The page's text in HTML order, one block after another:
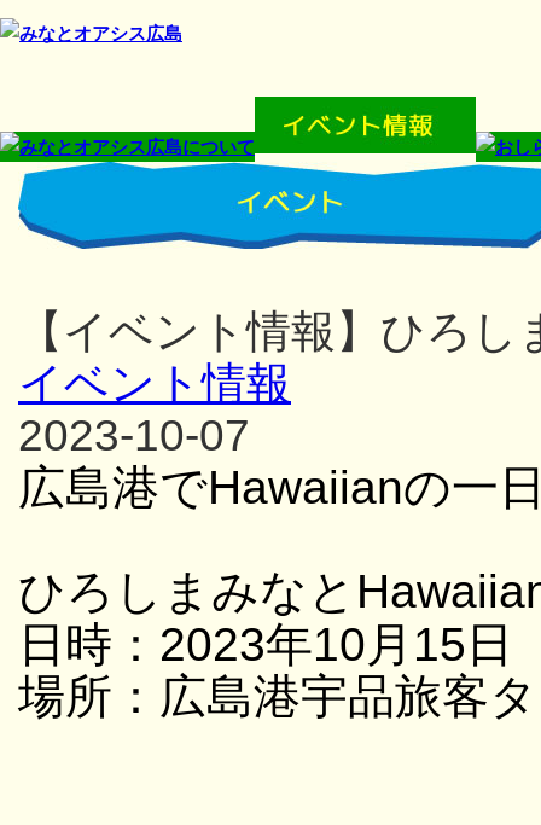
【イベント情報】ひろ
イベント情報
2023-10-07
広島港でHawaiianの一
ひろしまみなと
日時：2023年10月15
場所：広島港宇品旅客